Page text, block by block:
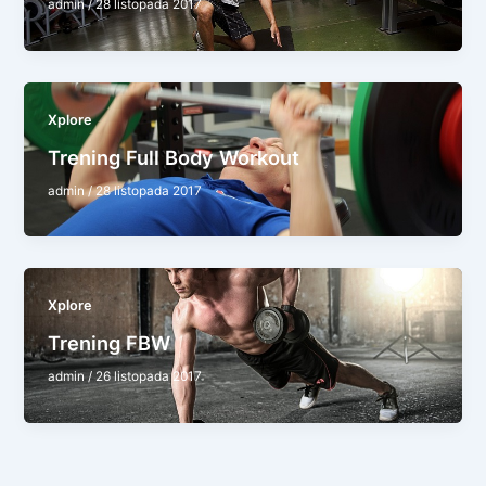
admin/28 listopada 2017
Xplore
Trening Full Body Workout
admin/28 listopada 2017
Xplore
Trening FBW
admin/26 listopada 2017